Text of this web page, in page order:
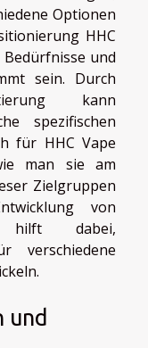
Optionen
HHC
und
sein. Durch
kann
spezifischen
für HHC Vape
man sie am
Zielgruppen
von
hilft dabei,
verschiedene
und